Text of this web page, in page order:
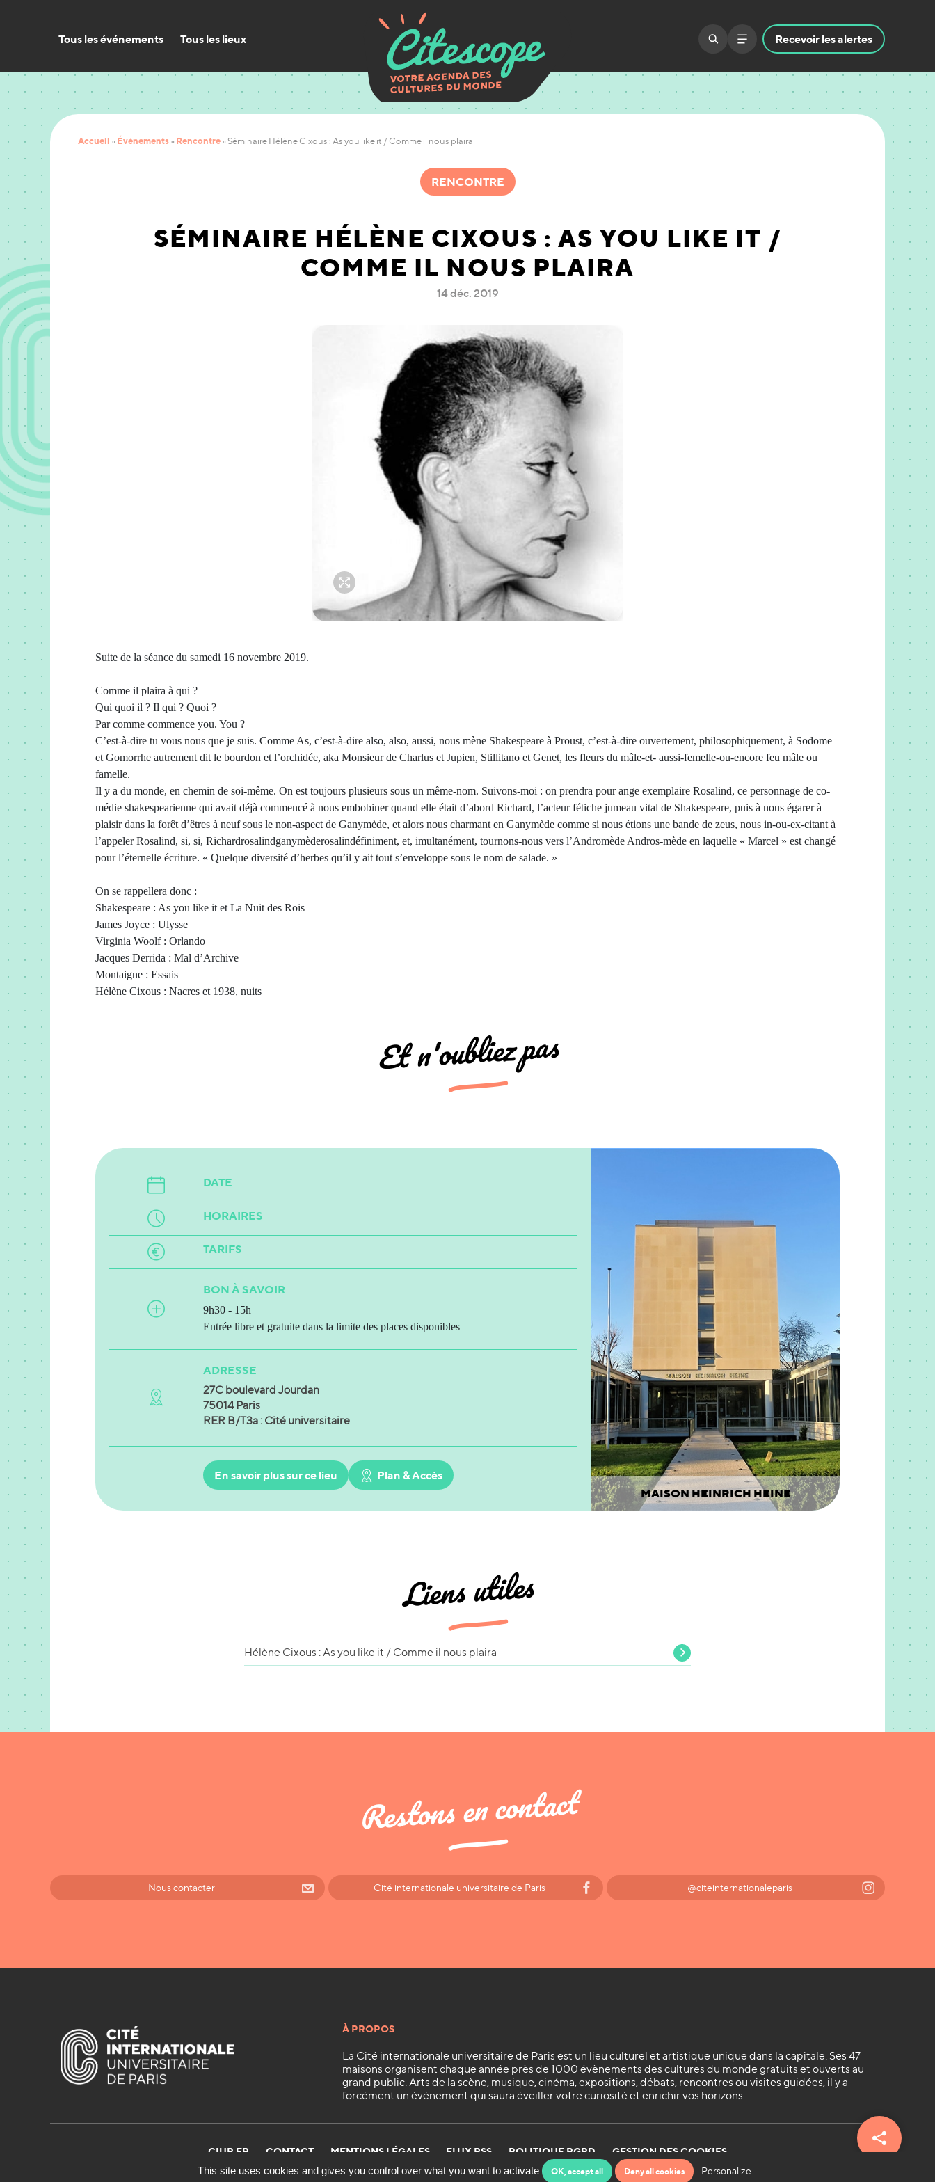
Tous les événements Tous les lieux Recevoir les alertes
Accueil » Événements » Rencontre » Séminaire Hélène Cixous : As you like it / Comme il nous plaira
RENCONTRE
SÉMINAIRE HÉLÈNE CIXOUS : AS YOU LIKE IT /
COMME IL NOUS PLAIRA
14 déc. 2019
Suite de la séance du samedi 16 novembre 2019.
Comme il plaira à qui ?
Qui quoi il ? Il qui ? Quoi ?
Par comme commence you. You ?
C’est-à-dire tu vous nous que je suis. Comme As, c’est-à-dire also, also, aussi, nous mène Shakespeare à Proust, c’est-à-dire ouvertement, philosophiquement, à Sodome
et Gomorrhe autrement dit le bourdon et l’orchidée, aka Monsieur de Charlus et Jupien, Stillitano et Genet, les fleurs du mâle-et- aussi-femelle-ou-encore feu mâle ou
famelle.
Il y a du monde, en chemin de soi-même. On est toujours plusieurs sous un même-nom. Suivons-moi : on prendra pour ange exemplaire Rosalind, ce personnage de co-
médie shakespearienne qui avait déjà commencé à nous embobiner quand elle était d’abord Richard, l’acteur fétiche jumeau vital de Shakespeare, puis à nous égarer à
plaisir dans la forêt d’êtres à neuf sous le non-aspect de Ganymède, et alors nous charmant en Ganymède comme si nous étions une bande de zeus, nous in-ou-ex-citant à
l’appeler Rosalind, si, si, Richardrosalindganymèderosalindéfiniment, et, imultanément, tournons-nous vers l’Andromède Andros-mède en laquelle « Marcel » est changé
pour l’éternelle écriture. « Quelque diversité d’herbes qu’il y ait tout s’enveloppe sous le nom de salade. »
On se rappellera donc :
Shakespeare : As you like it et La Nuit des Rois
James Joyce : Ulysse
Virginia Woolf : Orlando
Jacques Derrida : Mal d’Archive
Montaigne : Essais
Hélène Cixous : Nacres et 1938, nuits
Et n'oubliez pas
DATE
HORAIRES
TARIFS
BON À SAVOIR
9h30 - 15h
Entrée libre et gratuite dans la limite des places disponibles
ADRESSE
27C boulevard Jourdan
75014 Paris
RER B/T3a : Cité universitaire
En savoir plus sur ce lieu
Plan & Accès
MAISON HEINRICH HEINE
Liens utiles
Hélène Cixous : As you like it / Comme il nous plaira
Restons en contact
Nous contacter Cité internationale universitaire de Paris @citeinternationaleparis
À PROPOS
La Cité internationale universitaire de Paris est un lieu culturel et artistique unique dans la capitale. Ses 47
maisons organisent chaque année près de 1000 évènements des cultures du monde gratuits et ouverts au
grand public. Arts de la scène, musique, cinéma, expositions, débats, rencontres ou visites guidées, il y a
forcément un événement qui saura éveiller votre curiosité et enrichir vos horizons.
CIUP.FR CONTACT MENTIONS LÉGALES FLUX RSS POLITIQUE RGPD GESTION DES COOKIES
This site uses cookies and gives you control over what you want to activate OK, accept all Deny all cookies Personalize